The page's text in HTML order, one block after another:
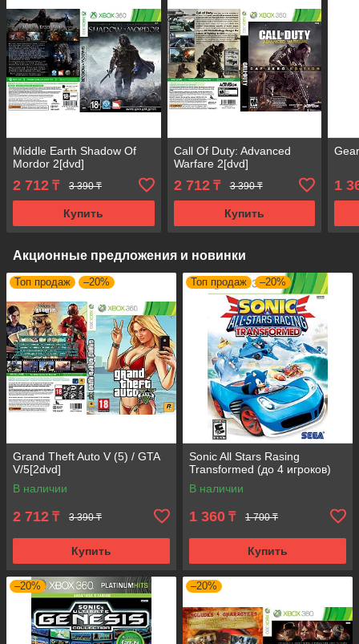
Middle Earth Shadow Of
Mordor 2[dvd]
2 712 ₸ 3 390 ₸
Купить
Call Of Duty: Advanced
Warfare 2[dvd]
2 712₸ 3 390 ₸
Купить
1
Акционные предложения и новинки
Топ продаж –20%
Grand Theft Auto V (5) / GTA
V/5[2dvd]
В наличии
2 712 ₸ 3 390 ₸
Купить
Топ продаж –20%
Sonic All Stars Rasing
Transformed (до 4 игроков)
В наличии
1 360 ₸ 1 700 ₸
Купить
–20% –20%